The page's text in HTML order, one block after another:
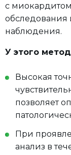
с
обследования
наблюдения.
У этого
Высокая
позволяет
При
анализ в